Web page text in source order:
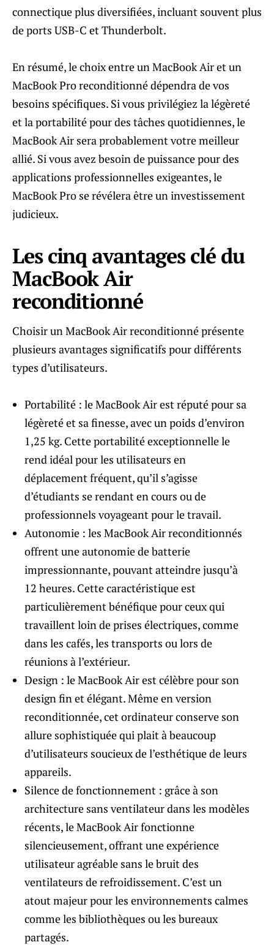
connectique plus diversifiées, incluant souvent plus
de ports USB-C et Thunderbolt.
En résumé, le choix entre un MacBook Air et un
MacBook Pro reconditionné dépendra de vos
besoins spécifiques. Si vous privilégiez la légèreté
et la portabilité pour des tâches quotidiennes, le
MacBook Air sera probablement votre meilleur
allié. Si vous avez besoin de puissance pour des
applications professionnelles exigeantes, le
MacBook Pro se révélera être un investissement
judicieux.
Les cinq avantages clé du
MacBook Air
reconditionné
Choisir un MacBook Air reconditionné présente
plusieurs avantages significatifs pour différents
types d’utilisateurs.
Portabilité : le MacBook Air est réputé pour sa
légèreté et sa finesse, avec un poids d’environ
1,25 kg. Cette portabilité exceptionnelle le
rend idéal pour les utilisateurs en
déplacement fréquent, qu’il s’agisse
d’étudiants se rendant en cours ou de
professionnels voyageant pour le travail.
Autonomie : les MacBook Air reconditionnés
offrent une autonomie de batterie
impressionnante, pouvant atteindre jusqu’à
12 heures. Cette caractéristique est
particulièrement bénéfique pour ceux qui
travaillent loin de prises électriques, comme
dans les cafés, les transports ou lors de
réunions à l’extérieur.
Design : le MacBook Air est célèbre pour son
design fin et élégant. Même en version
reconditionnée, cet ordinateur conserve son
allure sophistiquée qui plait à beaucoup
d’utilisateurs soucieux de l’esthétique de leurs
appareils.
Silence de fonctionnement : grâce à son
architecture sans ventilateur dans les modèles
récents, le MacBook Air fonctionne
silencieusement, offrant une expérience
utilisateur agréable sans le bruit des
ventilateurs de refroidissement. C’est un
atout majeur pour les environnements calmes
comme les bibliothèques ou les bureaux
partagés.